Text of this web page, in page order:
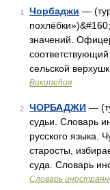
1 Чорбаджи —
значений.
сельской
Википедия
2 ЧОРБАДЖИ —
судьи. Словарь
русского
старосты,
суда. Словарь
Словарь